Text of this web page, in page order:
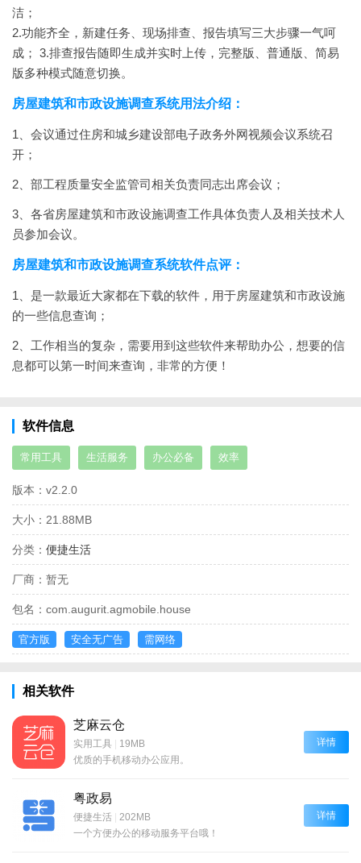
洁；
2.功能齐全，新建任务、现场排查、报告填写三大步骤一气呵
成； 3.排查报告随即生成并实时上传，完整版、普通版、简易
版多种模式随意切换。
房屋建筑和市政设施调查系统用法介绍：
1、会议通过住房和城乡建设部电子政务外网视频会议系统召
开；
2、部工程质量安全监管司相关负责同志出席会议；
3、各省房屋建筑和市政设施调查工作具体负责人及相关技术人
员参加会议。
房屋建筑和市政设施调查系统软件点评：
1、是一款最近大家都在下载的软件，用于房屋建筑和市政设施
的一些信息查询；
2、工作相当的复杂，需要用到这些软件来帮助办公，想要的信
息都可以第一时间来查询，非常的方便！
软件信息
常用工具 生活服务 办公必备 效率
版本： v2.2.0
大小： 21.88MB
分类： 便捷生活
厂商： 暂无
包名： com.augurit.agmobile.house
官方版 安全无广告 需网络
相关软件
芝麻云仓
实用工具 | 19MB
优质的手机移动办公应用。
详情
粤政易
便捷生活 | 202MB
一个方便办公的移动服务平台哦！
详情